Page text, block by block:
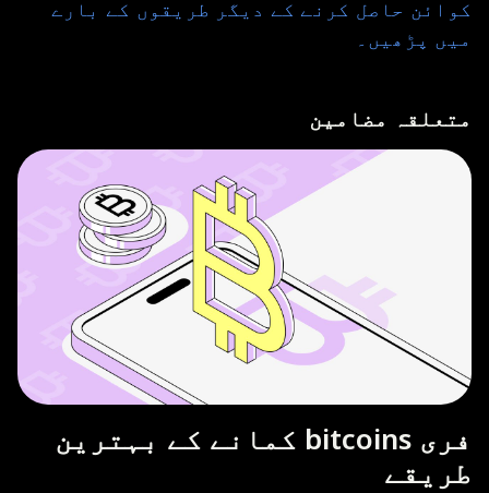
کوائن حاصل کرنے کے دیگر طریقوں کے بارے
میں پڑھیں۔
متعلقہ مضامین
فری bitcoins کمانے کے بہترین
طریقے